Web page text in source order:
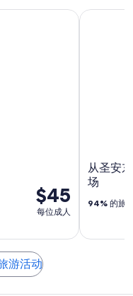
$45
每位成人
从圣安
场
94% 的旅
从圣安东
游活动